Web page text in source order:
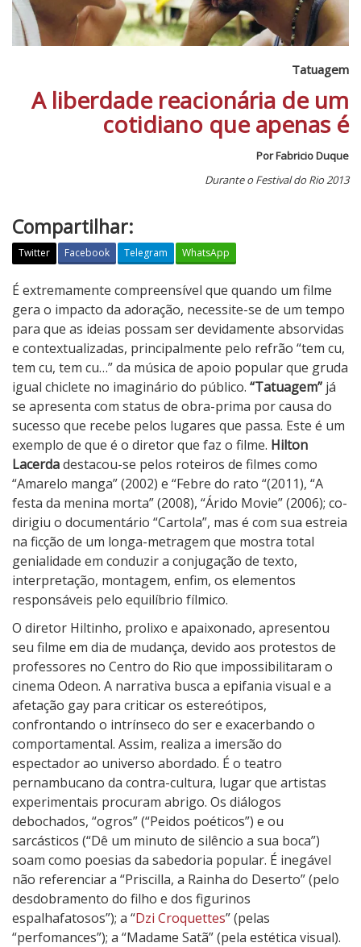
Tatuagem
A liberdade reacionária de um
cotidiano que apenas é
Por Fabricio Duque
Durante o Festival do Rio 2013
Compartilhar:
Twitter Facebook Telegram WhatsApp
T
a
t
u
a
g
e
m
É extremamente compreensível que quando um filme
gera o impacto da adoração, necessite-se de um tempo
para que as ideias possam ser devidamente absorvidas
e contextualizadas, principalmente pelo refrão “tem cu,
tem cu, tem cu…” da música de apoio popular que gruda
igual chiclete no imaginário do público. “Tatuagem” já
se apresenta com status de obra-prima por causa do
sucesso que recebe pelos lugares que passa. Este é um
exemplo de que é o diretor que faz o filme. Hilton
Lacerdadestacou-se pelos roteiros de filmes como
“Amarelo manga” (2002) e “Febre do rato “(2011), “A
festa da menina morta” (2008), “Árido Movie” (2006); co-
dirigiu o documentário “Cartola”, mas é com sua estreia
na ficção de um longa-metragem que mostra total
genialidade em conduzir a conjugação de texto,
interpretação, montagem, enfim, os elementos
responsáveis pelo equilíbrio fílmico.
O diretor Hiltinho, prolixo e apaixonado, apresentou
seu filme em dia de mudança, devido aos protestos de
professores no Centro do Rio que impossibilitaram o
cinema Odeon. A narrativa busca a epifania visual e a
afetação gay para criticar os estereótipos,
confrontando o intrínseco do ser e exacerbando o
comportamental. Assim, realiza a imersão do
espectador ao universo abordado. É o teatro
pernambucano da contra-cultura, lugar que artistas
experimentais procuram abrigo. Os diálogos
debochados, “ogros” (“Peidos poéticos”) e ou
sarcásticos (“Dê um minuto de silêncio a sua boca”)
soam como poesias da sabedoria popular. É inegável
não referenciar a “Priscilla, a Rainha do Deserto” (pelo
desdobramento do filho e dos figurinos
espalhafatosos”); a “Dzi Croquettes” (pelas
“perfomances”); a “Madame Satã” (pela estética visual).